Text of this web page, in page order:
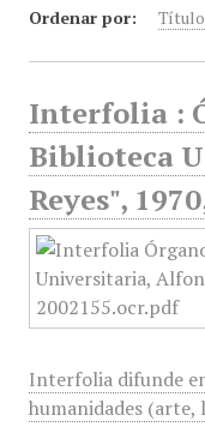
Ordenar por: Título
Interfolia :
Biblioteca
Reyes",
Interfolia difunde
humanidades (arte,